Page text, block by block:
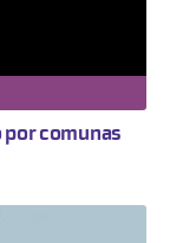
comunas